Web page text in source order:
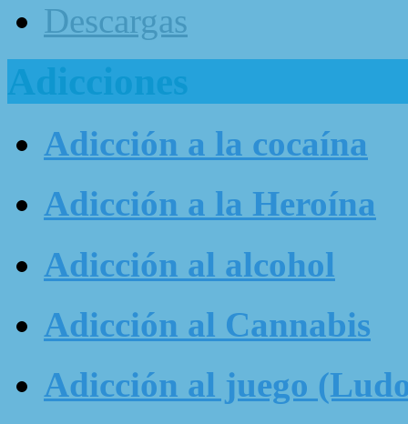
Descargas
Adicciones
Adicción a la cocaína
Adicción a la Heroína
Adicción al alcohol
Adicción al Cannabis
Adicción al juego